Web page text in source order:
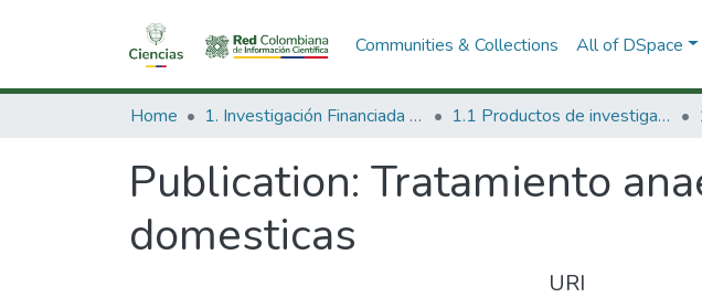
Communities & Collections All of DSpace
Home 1. Investigación Financiada con Recursos Públicos 1.1 Productos de investigación
Publication: Tratamiento
domesticas
URI